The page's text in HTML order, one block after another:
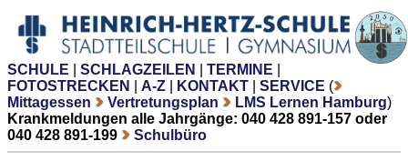
SCHULE SCHLAGZEILEN TERMINE
FOTOSTRECKEN
A-Z KONTAKT SERVICE (
Mittagessen
Vertretungsplan LMS Lernen Hamburg)
Krankmeldungen alle Jahrgänge: 040 428 891-157 oder
040 428 891-199
Schulbüro